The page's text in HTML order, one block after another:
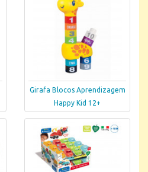
Girafa Blocos Aprendizagem
Happy Kid 12+